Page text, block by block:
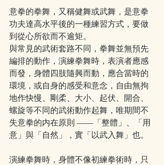
意拳的拳舞，又稱健舞或武舞，是意拳
功夫達高水平後的一種練習方式，要做
到從心所欲而不逾矩。
與常見的武術套路不同，拳舞並無預先
編排的動作，演練拳舞時，表演者應感
而發，身體四肢隨興而動，應合當時的
環境，或自身的感受和意念，自由無拘
地作快慢、剛柔、大小、起伏、開合、
螺旋等不同的武術動作起舞，唯期間不
失意拳的内在原則 ——「整體」、「用
意」與「自然」，實「以武入舞」也。
演練拳舞時，身體不像初練拳術時，只